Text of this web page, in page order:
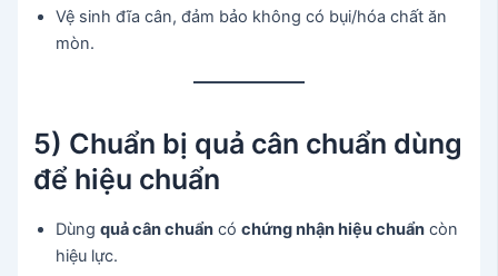
Vệ sinh đĩa cân, đảm bảo không có bụi/hóa chất ăn
mòn.
5) Chuẩn bị quả cân chuẩn dùng
để hiệu chuẩn
Dùngquả cân chuẩn cóchứng nhận hiệu chuẩn còn
hiệu lực.